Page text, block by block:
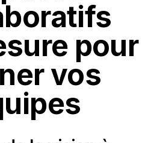
pour
vos